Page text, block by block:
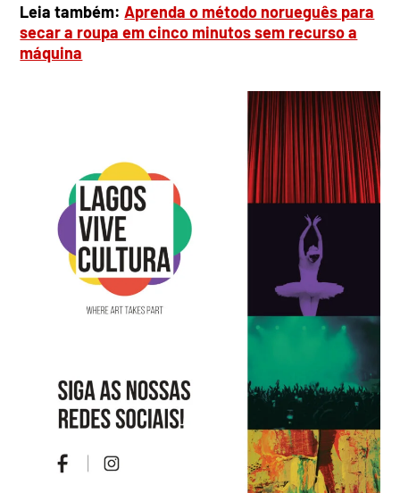
Leia também:Aprenda o método norueguês para
secar a roupa em cinco minutos sem recurso a
máquina